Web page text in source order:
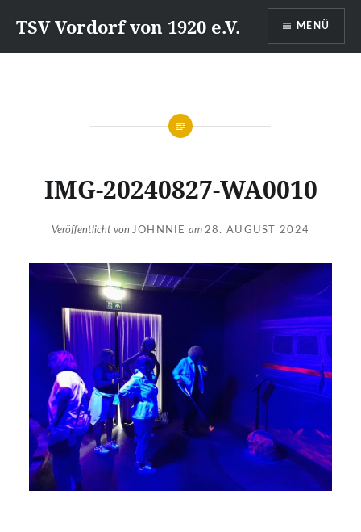
zumTSV Vordorf von 1920 e.V. MENÜ
IMG-20240827-WA0010
Veröffentlicht von JOHNNIE am 28. AUGUST 2024